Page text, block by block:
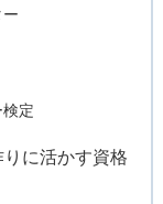
定
に活かす資格